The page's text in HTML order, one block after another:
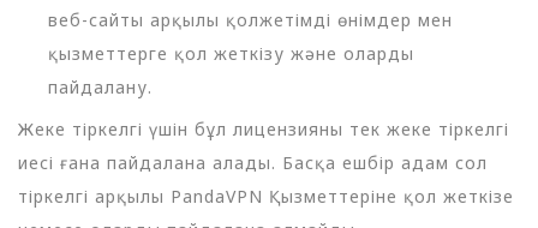
веб-сайты арқылы қолжетімді өнімдер мен
қызметтерге қол жеткізу және оларды
пайдалану.
Жеке тіркелгі үшін бұл лицензияны тек жеке тіркелгі
иесі ғана пайдалана алады. Басқа ешбір адам сол
тіркелгі арқылы PandaVPN Қызметтеріне қол жеткізе